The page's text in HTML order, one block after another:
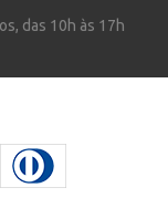
das 10h às 17h